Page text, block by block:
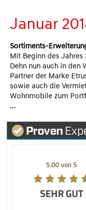
Januar
Sortiments-
Mit Beginn des
Dehn nun auch in den
Partner der Marke
sowie auch die
Wohnmobile zum
...
5.00 von 5
SEHR GUT